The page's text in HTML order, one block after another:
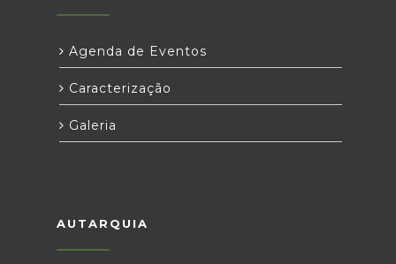
Agenda de Eventos
Caracterização
Galeria
AUTARQUIA